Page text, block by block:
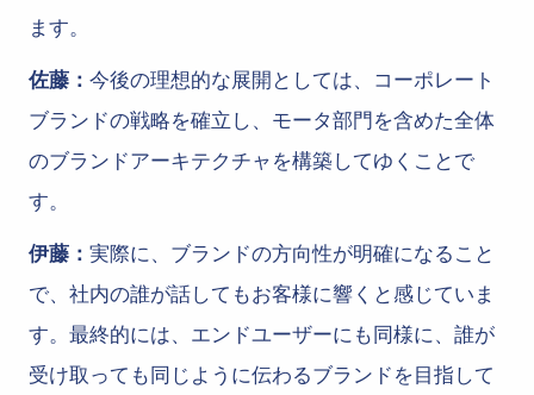
ます。
佐藤： 今後の理想的な展開としては、コーポレート
ブランドの戦略を確立し、モータ部門を含めた全体
のブランドアーキテクチャを構築してゆくことで
す。
伊藤： 実際に、ブランドの方向性が明確になること
で、社内の誰が話してもお客様に響くと感じていま
す。最終的には、エンドユーザーにも同様に、誰が
受け取っても同じように伝わるブランドを目指して